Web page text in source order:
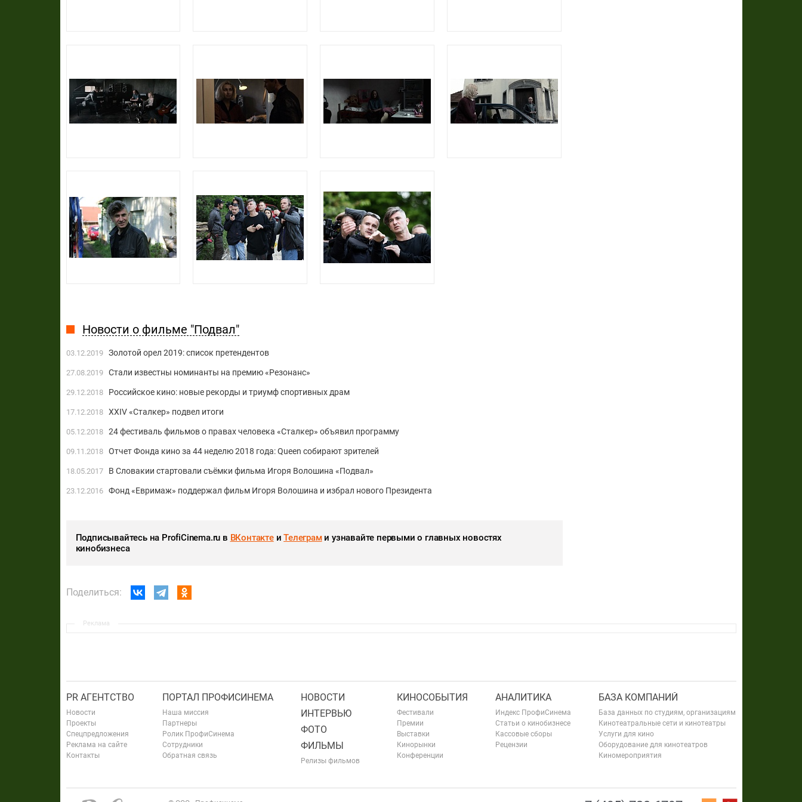
Новости о фильме "Подвал"
03.12.2019 Золотой орел 2019: список претендентов
27.08.2019 Стали известны номинанты на премию «Резонанс»
29.12.2018 Российское кино: новые рекорды и триумф спортивных драм
17.12.2018 XXIV «Сталкер» подвел итоги
05.12.2018 24 фестиваль фильмов о правах человека «Сталкер» объявил программу
09.11.2018 Отчет Фонда кино за 44 неделю 2018 года: Queen собирают зрителей
18.05.2017 В Словакии стартовали съёмки фильма Игоря Волошина «Подвал»
23.12.2016 Фонд «Евримаж» поддержал фильм Игоря Волошина и избрал нового Президента
Подписывайтесь на ProfiCinema.ru в ВКонтактеиТелеграми узнавайте первыми о главных новостях
кинобизнеса
Поделиться:
Реклама
PR АГЕНТСТВО
Новости
Проекты
Спецпредложения
Реклама на сайте
Контакты
ПОРТАЛ ПРОФИСИНЕМА
Наша миссия
Партнеры
Ролик ПрофиСинема
Сотрудники
Обратная связь
НОВОСТИ
ИНТЕРВЬЮ
ФОТО
ФИЛЬМЫ
Релизы фильмов
КИНОСОБЫТИЯ
Фестивали
Премии
Выставки
Кинорынки
Конференции
АНАЛИТИКА
Индекс ПрофиСинема
Статьи о кинобизнесе
Кассовые сборы
Рецензии
БАЗА КОМПАНИЙ
База данных по студиям, организациям
Кинотеатральные сети и кинотеатры
Услуги для кино
Оборудование для кинотеатров
Киномероприятия